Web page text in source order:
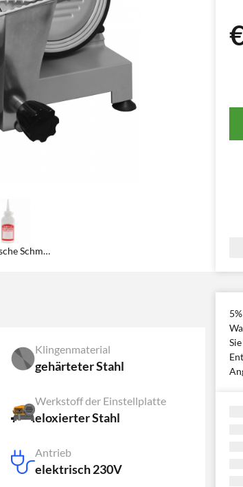
Flasche Schmieröl
Klingenmaterial
gehärteter Stahl
Werkstoff der Einstellplatte
eloxierter Stahl
Antrieb
elektrisch 230V